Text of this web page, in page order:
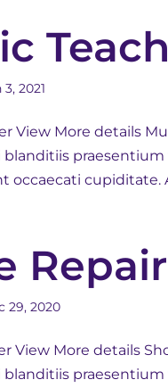
3, 2021
View More details
occaecati cupiditate.
29, 2020
View More details